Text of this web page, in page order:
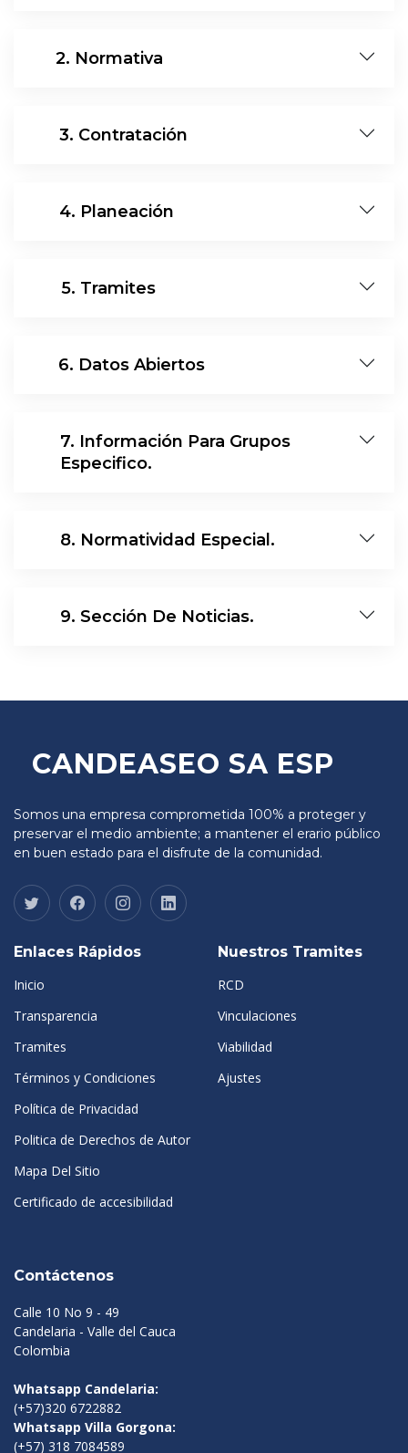
2. Normativa
3. Contratación
4. Planeación
5. Tramites
6. Datos Abiertos
7. Información Para Grupos
Especifico.
8. Normatividad Especial.
9. Sección De Noticias.
CANDEASEO SA ESP
Somos una empresa comprometida 100% a proteger y
preservar el medio ambiente; a mantener el erario público
en buen estado para el disfrute de la comunidad.
Enlaces Rápidos
Inicio
Transparencia
Tramites
Términos y Condiciones
Política de Privacidad
Politica de Derechos de Autor
Mapa Del Sitio
Certificado de accesibilidad
Nuestros Tramites
RCD
Vinculaciones
Viabilidad
Ajustes
Contáctenos
Calle 10 No 9 - 49
Candelaria - Valle del Cauca
Colombia
Whatsapp Candelaria:
(+57)320 6722882
Whatsapp Villa Gorgona:
(+57) 318 7084589